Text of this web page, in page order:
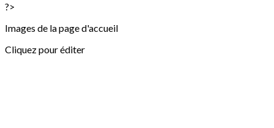
?>
Images de la page d'accueil
Cliquez pour éditer